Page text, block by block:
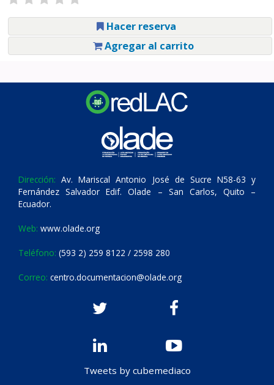
Hacer reserva
Agregar al carrito
Dirección: Av. Mariscal Antonio José de Sucre N58-63 y
Fernández Salvador Edif. Olade – San Carlos, Quito –
Ecuador.
Web: www.olade.org
Teléfono: (593 2) 259 8122 / 2598 280
Correo: centro.documentacion@olade.org
Tweets by cubemediaco